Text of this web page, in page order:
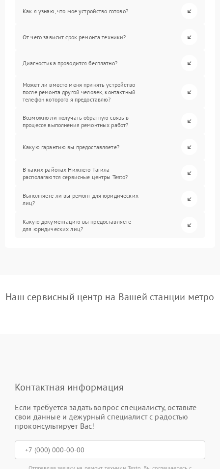
Как я узнаю, что мое устройство готово?
От чего зависит срок ремонта техники?
Диагностика проводится бесплатно?
Может ли вместо меня принять устройство
после ремонта другой человек, контактный
телефон которого я предоставлю?
Возможно ли получать обратную связь в
процессе выполнения ремонтных работ?
Какую гарантию вы предоставляете?
В каких районах Нижнего Тагила
располагаются сервисные центры Testo?
Выполняете ли вы ремонт для юридических
лиц?
Какую документацию вы предоставляете
для юридических лиц?
Наш сервисный центр на Вашей станции метро
Контактная информация
Если требуется задать вопрос специалисту, оставьте
свои данные и дежурный специалист с радостью
проконсультирует Вас!